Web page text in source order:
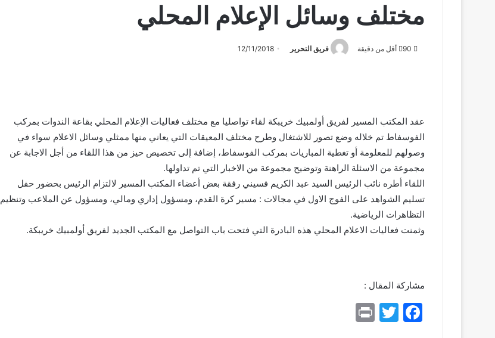
مختلف وسائل الإعلام المحلي
فريق التحرير 12/11/2018 أقل من دقيقة
عقد المكتب المسير لفريق أولمبيك خريبكة لقاء تواصليا مع مختلف فعاليات الإعلام المحلي بقاعة الندوات بمركب
الفوسفاط تم خلاله وضع تصور للاشتغال وطرح مختلف المعيقات التي يعاني منها ممثلي وسائل الاعلام سواء في
وصولهم للمعلومة أو تغطية المباريات بمركب الفوسفاط، إضافة إلى تخصيص حيز من هذا اللقاء من أجل الاجابة عن
مجموعة من الاسئلة الراهنة وتوضيح مجموعة من الاخبار التي تم تداولها.
اللقاء أطره نائب الرئيس السيد عبد الكريم فسيني رفقة بعض أعضاء المكتب المسير لالتزام الرئيس بحضور حفل
تسليم الشواهد على الفوج الاول في مجالات : مسير كرة القدم، ومسؤول إداري ومالي، ومسؤول عن الملاعب وتنظيم
التظاهرات الرياضية.
وثمنت فعاليات الاعلام المحلي هذه البادرة التي فتحت باب التواصل مع المكتب الجديد لفريق أولمبيك خريبكة.
مشاركة المقال :
F
T